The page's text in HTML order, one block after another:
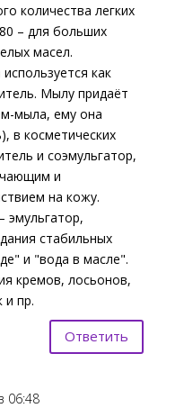
количества легких
– для больших
масел.
как
Мылу придаёт
мыла, ему она
в косметических
и соэмульгатор,
и
на кожу.
эмульгатор,
стабильных
и "вода в масле".
кремов, лосьонов,
и пр.
Ответить
06:48